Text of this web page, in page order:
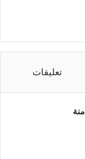
تعليقات